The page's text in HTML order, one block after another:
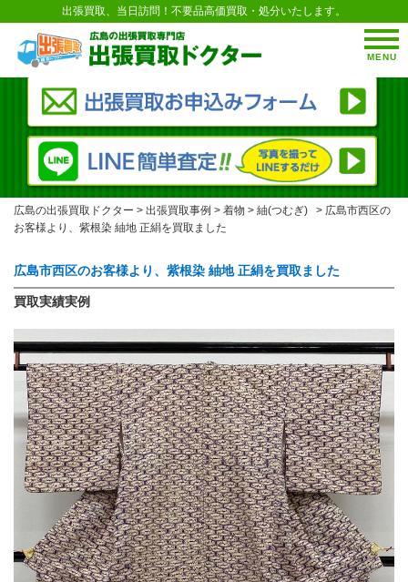
MENU
出張買取、当日訪問！不要品高価買取・処分いたします。
広島の出張買取ドクター > 出張買取事例 > 着物 > 紬(つむぎ) > 広島市西区の
お客様より、紫根染 紬地 正絹を買取ました
広島市西区のお客様より、紫根染 紬地 正絹を買取ました
買取実績実例